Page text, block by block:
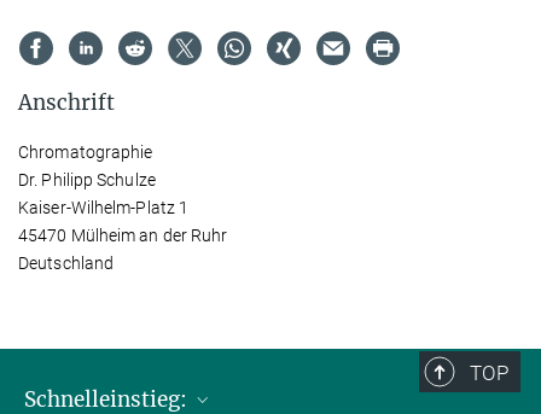
Anschrift
Chromatographie
Dr. Philipp Schulze
Kaiser-Wilhelm-Platz 1
45470 Mülheim an der Ruhr
Deutschland
TOP
Schnelleinstieg: